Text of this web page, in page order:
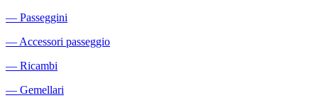
― Passeggini
― Accessori passeggio
― Ricambi
― Gemellari